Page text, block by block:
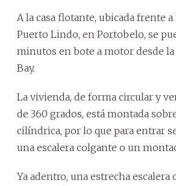
A la casa flotante, ubicada frente a
Puerto Lindo, en Portobelo, se
minutos en bote a motor desde
Bay.
La vivienda, de forma circular y
de 360 grados, está montada
cilíndrica, por lo que para entrar
una escalera colgante o un
Ya adentro, una estrecha escalera